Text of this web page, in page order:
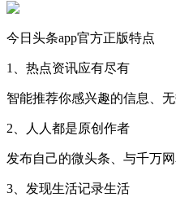
今日头条app官方正版特点
1、热点资讯应有尽有
智能推荐你感兴趣的信息、
2、人人都是原创作者
发布自己的微头条、与千万
3、发现生活记录生活